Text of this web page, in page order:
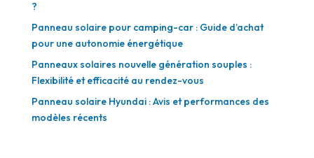
?
Panneau solaire pour camping-car : Guide d’achat
pour une autonomie énergétique
Panneaux solaires nouvelle génération souples :
Flexibilité et efficacité au rendez-vous
Panneau solaire Hyundai : Avis et performances des
modèles récents